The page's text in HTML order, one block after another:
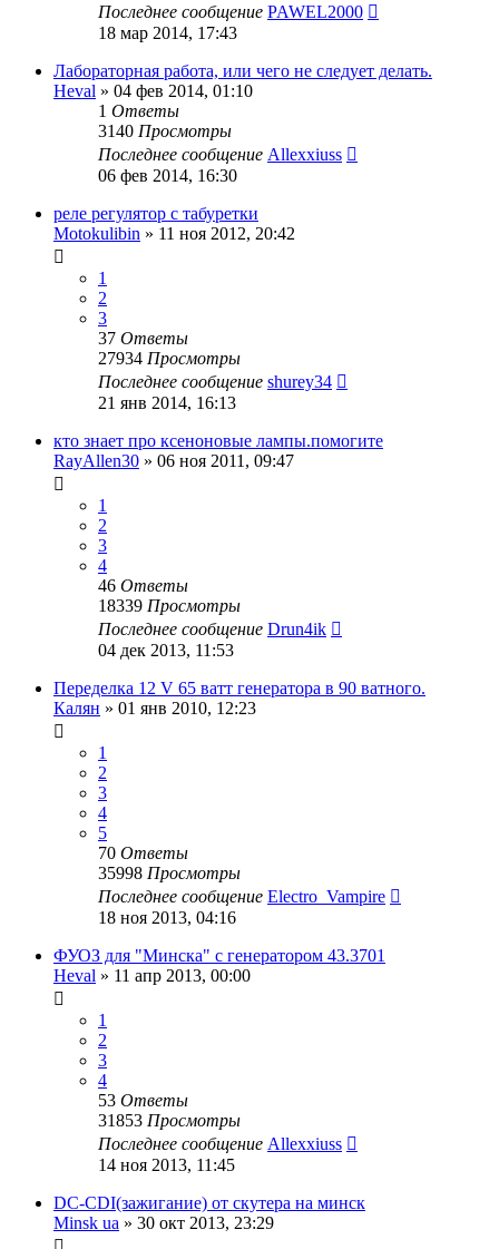
Последнее сообщение PAWEL2000
18 мар 2014, 17:43
Лабораторная работа, или чего не следует делать.
Heval » 04 фев 2014, 01:10
1 Ответы
3140 Просмотры
Последнее сообщение Allexxiuss
06 фев 2014, 16:30
реле регулятор с табуретки
Motokulibin » 11 ноя 2012, 20:42
1
2
3
37 Ответы
27934 Просмотры
Последнее сообщение shurey34
21 янв 2014, 16:13
кто знает про ксеноновые лампы.помогите
RayAllen30 » 06 ноя 2011, 09:47
1
2
3
4
46 Ответы
18339 Просмотры
Последнее сообщение Drun4ik
04 дек 2013, 11:53
Переделка 12 V 65 ватт генератора в 90 ватного.
Калян » 01 янв 2010, 12:23
1
2
3
4
5
70 Ответы
35998 Просмотры
Последнее сообщение Electro_Vampire
18 ноя 2013, 04:16
ФУОЗ для "Минска" с генератором 43.3701
Heval » 11 апр 2013, 00:00
1
2
3
4
53 Ответы
31853 Просмотры
Последнее сообщение Allexxiuss
14 ноя 2013, 11:45
DC-CDI(зажигание) от скутера на минск
Minsk ua » 30 окт 2013, 23:29